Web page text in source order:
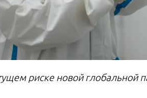
риске новой глобальной